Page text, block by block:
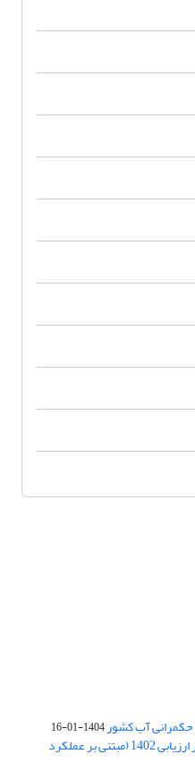
حکمرانی آب کشور1404-01-16
کسب رتبه الف مجلات علمی پژوهشی در ارزیابی 1402 (مبتنی بر عملکرد